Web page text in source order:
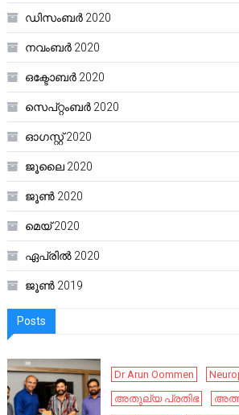
ഡിസംബർ 2020
നവംബർ 2020
ഒക്ടോബർ 2020
സെപ്റ്റംബർ 2020
ഓഗസ്റ്റ്‌ 2020
ജൂലൈ 2020
ജൂൺ 2020
മെയ്‌ 2020
ഏപ്രിൽ 2020
ജൂൺ 2019
Posts
Dr Arun Oommen
അതുല്യ പ്രതിഭ